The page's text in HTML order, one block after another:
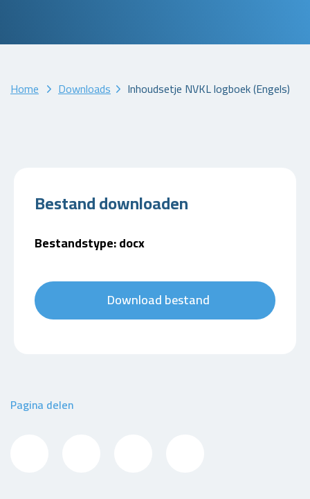
Home Downloads Inhoudsetje NVKL logboek (Engels)
Bestand downloaden
Bestandstype: docx
Download bestand
Pagina delen